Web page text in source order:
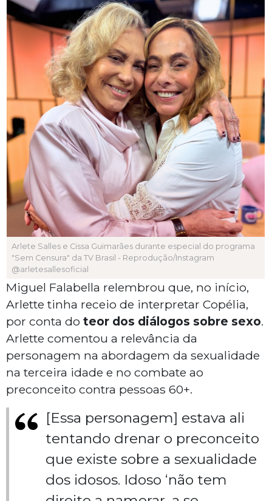
Arlete Salles e Cissa Guimarães durante especial do programa
"Sem Censura" da TV Brasil - Reprodução/Instagram
@arletesallesoficial
Miguel Falabella relembrou que, no início,
Arlette tinha receio de interpretar Copélia,
por conta do teor dos diálogos sobre sexo.
Arlette comentou a relevância da
personagem na abordagem da sexualidade
na terceira idade e no combate ao
preconceito contra pessoas 60+.
[Essa personagem] estava ali
tentando drenar o preconceito
que existe sobre a sexualidade
dos idosos. Idoso ‘não tem